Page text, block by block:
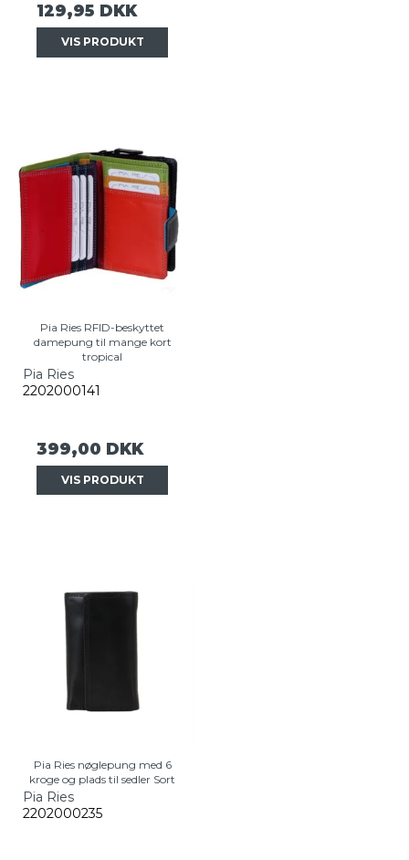
129,95 DKK
VIS PRODUKT
Pia Ries RFID-beskyttet
damepung til mange kort
tropical
Pia Ries
2202000141
399,00 DKK
VIS PRODUKT
Pia Ries nøglepung med 6
kroge og plads til sedler Sort
Pia Ries
2202000235